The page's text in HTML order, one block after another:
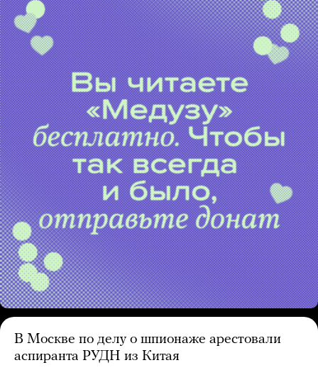
В Москве по делу о шпионаже арестовали
аспиранта РУДН из Китая